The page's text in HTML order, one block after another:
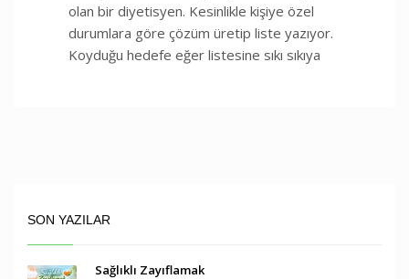
olan bir diyetisyen. Kesinlikle kişiye özel
durumlara göre çözüm üretip liste yazıyor.
Koyduğu hedefe eğer listesine sıkı sıkıya
SON YAZILAR
Sağlıklı Zayıflamak